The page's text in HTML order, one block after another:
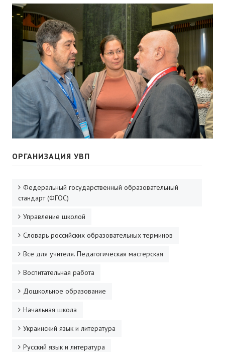
ОРГАНИЗАЦИЯ УВП
Федеральный государственный образовательный
стандарт (ФГОС)
Управление школой
Словарь российских образовательных терминов
Все для учителя. Педагогическая мастерская
Воспитательная работа
Дошкольное образование
Начальная школа
Украинский язык и литература
Русский язык и литература